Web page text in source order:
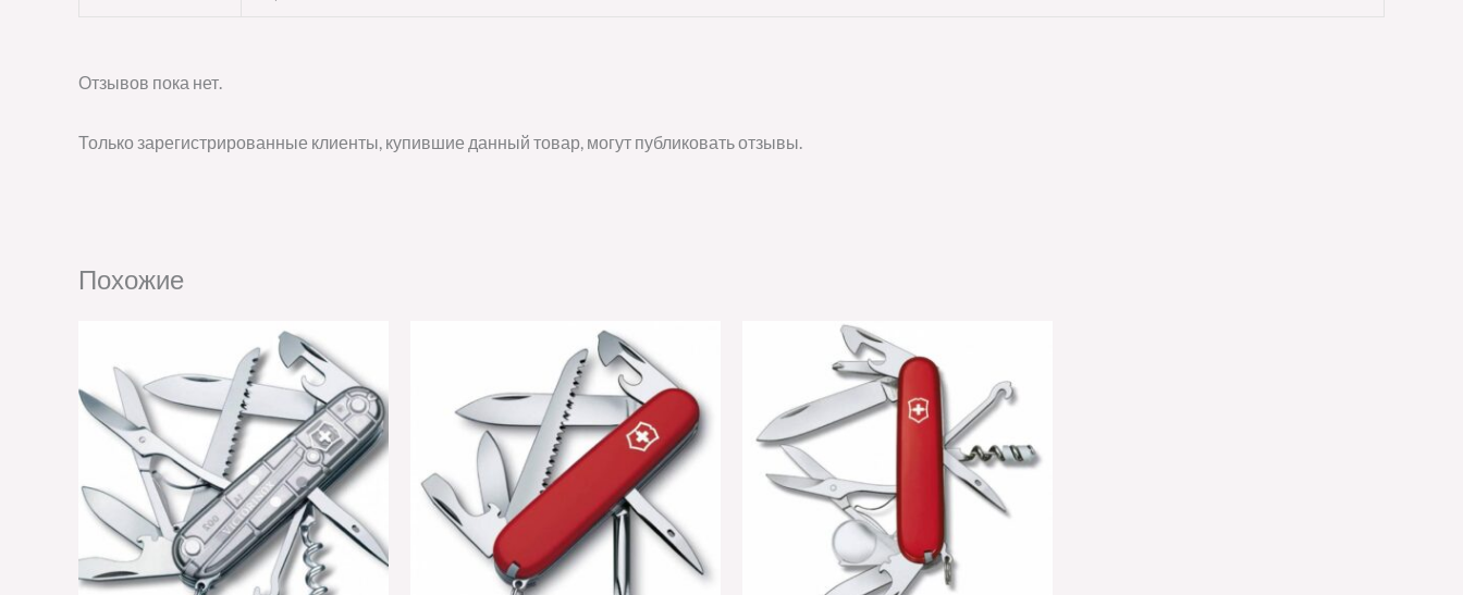
Отзывов пока нет.
Только зарегистрированные клиенты, купившие данный товар, могут публиковать отзывы.
Похожие